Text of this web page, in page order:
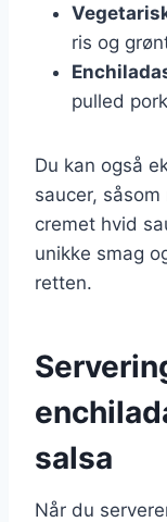
ris og
pulled
Du kan også
saucer,
cremet hvid
unikke smag
retten.
salsa
Når du